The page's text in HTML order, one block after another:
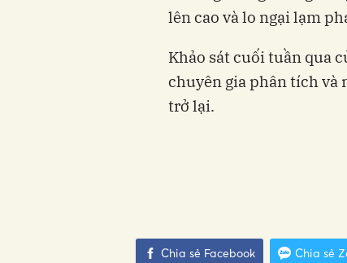
lên cao và lo ngại lạm
Khảo sát cuối tuần qua
chuyên gia phân tích và
trở lại.
Chia sẻ Facebook Chia sẻ